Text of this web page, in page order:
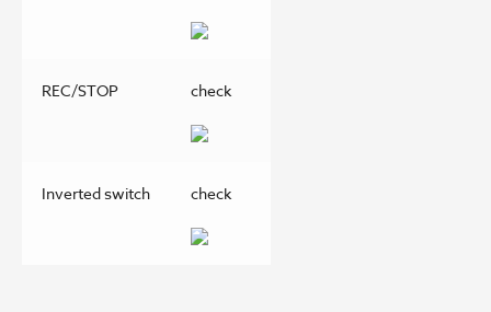
REC/STOP check
Inverted switch check